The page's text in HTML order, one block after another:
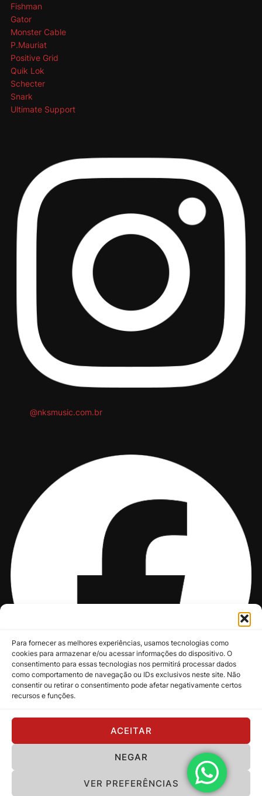
Para fornecer as melhores experiências, usamos tecnologias como
cookies para armazenar e/ou acessar informações do dispositivo. O
consentimento para essas tecnologias nos permitirá processar dados
como comportamento de navegação ou IDs exclusivos neste site. Não
consentir ou retirar o consentimento pode afetar negativamente certos
recursos e funções.
ACEITAR
NEGAR
VER PREFERÊNCIAS
Fishman
Gator
Monster Cable
P.Mauriat
Positive Grid
Quik Lok
Schecter
Snark
Ultimate Support
@nksmusic.com.br
Política de Privacidade